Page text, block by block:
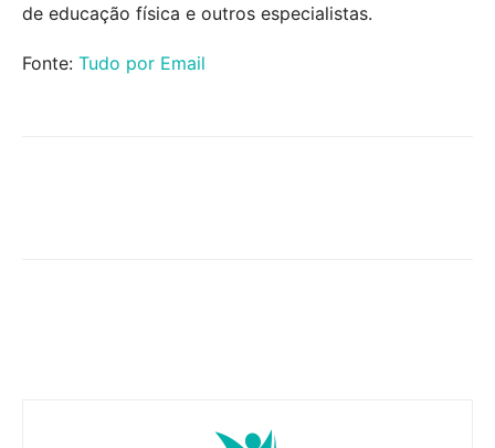
de educação física e outros especialistas.
Fonte: Tudo por Email